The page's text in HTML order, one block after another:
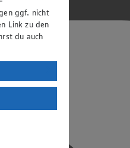
ggf. nicht
Link zu den
du auch
a) DSGVO
Land mit
besteht das